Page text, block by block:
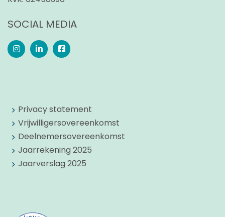
SOCIAL MEDIA
Privacy statement
Vrijwilligersovereenkomst
Deelnemersovereenkomst
Jaarrekening 2025
Jaarverslag 2025